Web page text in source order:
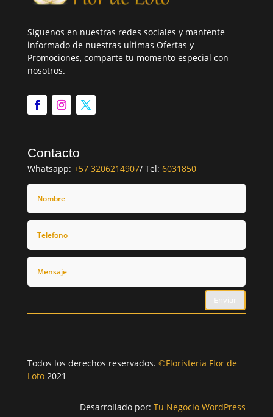
Siguenos en nuestras redes sociales y mantente
informado de nuestras ultimas Ofertas y
Promociones, comparte tu momento especial con
nosotros.
Contacto
Whatsapp: +57 3206214907/ Tel: 6031850
Enviar
Todos los derechos reservados. ©Floristeria Flor de
Loto2021
Desarrollado por:Tu Negocio WordPress